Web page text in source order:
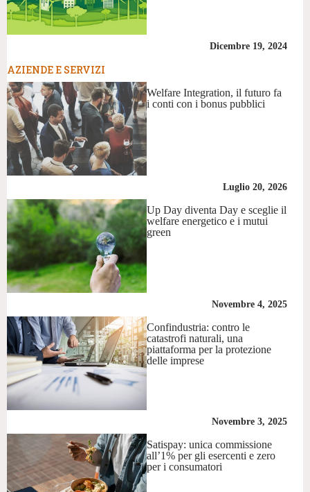
Dicembre 19, 2024
AZIENDE E SERVIZI
Welfare Integration, il futuro fa
i conti con i bonus pubblici
Luglio 20, 2026
Up Day diventa Day e sceglie il
welfare energetico e i mutui
green
Novembre 4, 2025
Confindustria: contro le
catastrofi naturali, una
piattaforma per la protezione
delle imprese
Novembre 3, 2025
Satispay: unica commissione
all’1% per gli esercenti e zero
per i consumatori